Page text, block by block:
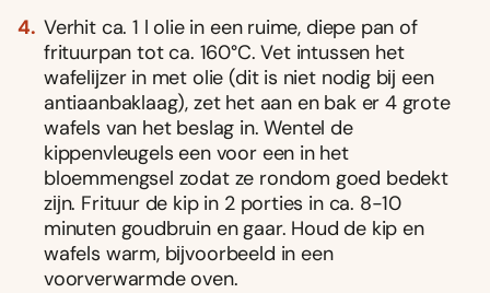
Verhit ca. 1 l olie in een ruime, diepe pan of
frituurpan tot ca. 160°C. Vet intussen het
wafelĳzer in met olie (dit is niet nodig bĳ een
antiaanbaklaag), zet het aan en bak er 4 grote
wafels van het beslag in. Wentel de
kippenvleugels een voor een in het
bloemmengsel zodat ze rondom goed bedekt
zĳn. Frituur de kip in 2 porties in ca. 8-10
minuten goudbruin en gaar. Houd de kip en
wafels warm, bĳvoorbeeld in een
voorverwarmde oven.